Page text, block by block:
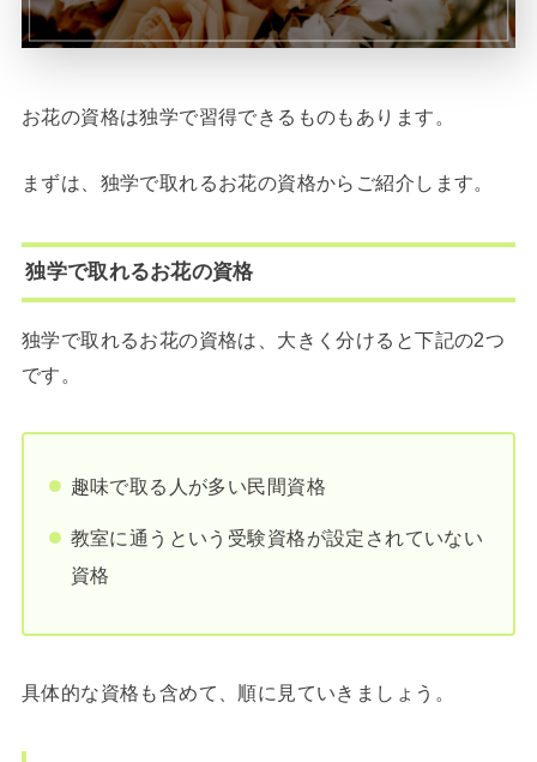
お花の資格は独学で習得できるものもあります。
まずは、独学で取れるお花の資格からご紹介します。
独学で取れるお花の資格
独学で取れるお花の資格は、大きく分けると下記の2つ
です。
趣味で取る人が多い民間資格
教室に通うという受験資格が設定されていない
資格
具体的な資格も含めて、順に見ていきましょう。